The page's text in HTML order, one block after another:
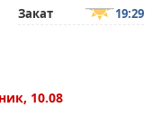
Закат 19:29
10.08